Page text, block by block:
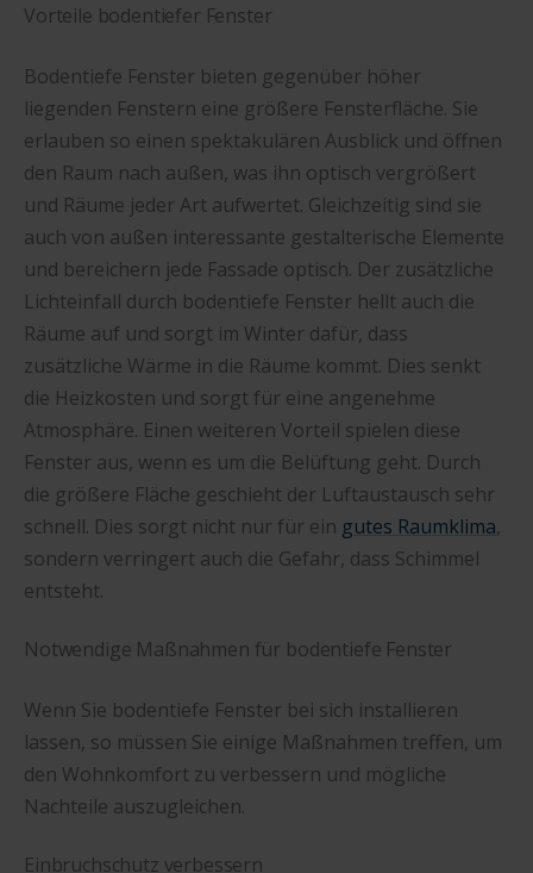
Vorteile bodentiefer Fenster
Bodentiefe Fenster bieten gegenüber höher
liegenden Fenstern eine größere Fensterfläche. Sie
erlauben so einen spektakulären Ausblick und öffnen
den Raum nach außen, was ihn optisch vergrößert
und Räume jeder Art aufwertet. Gleichzeitig sind sie
auch von außen interessante gestalterische Elemente
und bereichern jede Fassade optisch. Der zusätzliche
Lichteinfall durch bodentiefe Fenster hellt auch die
Räume auf und sorgt im Winter dafür, dass
zusätzliche Wärme in die Räume kommt. Dies senkt
die Heizkosten und sorgt für eine angenehme
Atmosphäre. Einen weiteren Vorteil spielen diese
Fenster aus, wenn es um die Belüftung geht. Durch
die größere Fläche geschieht der Luftaustausch sehr
schnell. Dies sorgt nicht nur für ein gutes Raumklima,
sondern verringert auch die Gefahr, dass Schimmel
entsteht.
Notwendige Maßnahmen für bodentiefe Fenster
Wenn Sie bodentiefe Fenster bei sich installieren
lassen, so müssen Sie einige Maßnahmen treffen, um
den Wohnkomfort zu verbessern und mögliche
Nachteile auszugleichen.
Einbruchschutz verbessern